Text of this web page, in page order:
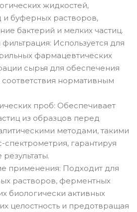
жидкостей,
и буферных растворов,
бактерий и мелких частиц.
Используется для
фармацевтических
сырья для обеспечения
соответствия нормативным
проб: Обеспечивает
из образцов перед
методами, такими
гарантируя
применения: Подходит для
растворов, ферментных
биологически активных
целостность и предотвращая